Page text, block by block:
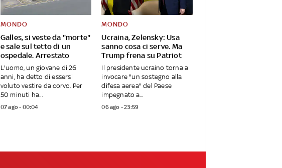
Galles, si veste da "morte"
e sale sul tetto di un
ospedale. Arrestato
MONDO
L'uomo, un giovane di 26
anni, ha detto di essersi
voluto vestire da corvo. Per
50 minuti ha...
07 ago - 00:04
Ucraina, Zelensky: Usa
sanno cosa ci serve. Ma
Trump frena su Patriot
MONDO
Il presidente ucraino torna a
invocare "un sostegno alla
difesa aerea" del Paese
impegnato a...
06 ago - 23:59